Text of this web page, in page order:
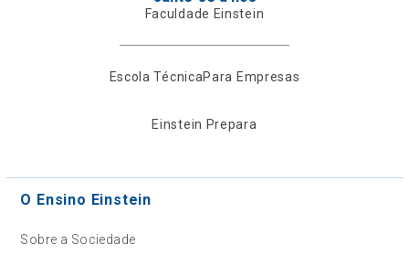
Faculdade Einstein
Escola TécnicaPara Empresas
Einstein Prepara
O Ensino Einstein
Sobre a Sociedade